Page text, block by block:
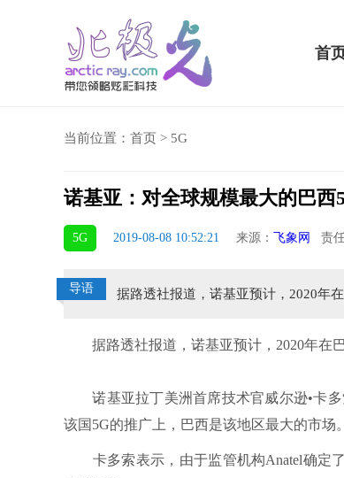
首
当前位置： 首页 > 5G
诺基亚：对全球规模最大的巴西
5G 2019-08-08 10:52:21 来源： 飞象网 责
导语 据路透社报道，诺基亚预计，2020年
据路透社报道，诺基亚预计，2020年在巴
诺基亚拉丁美洲首席技术官威尔逊•卡多
该国5G的推广上，巴西是该地区最大的市场。
卡多索表示，由于监管机构Anatel确定了
横扫千军！黑鲨游戏手机2 Pro评测：